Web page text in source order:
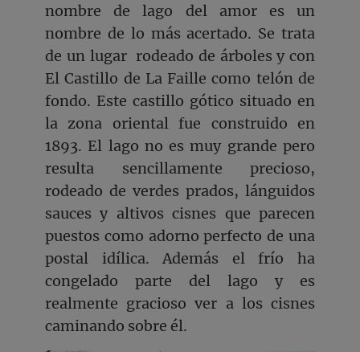
nombre de lago del amor es un
nombre de lo más acertado. Se trata
de un lugar rodeado de árboles y con
El Castillo de La Faille como telón de
fondo. Este castillo gótico situado en
la zona oriental fue construido en
1893. El lago no es muy grande pero
resulta sencillamente precioso,
rodeado de verdes prados, lánguidos
sauces y altivos cisnes que parecen
puestos como adorno perfecto de una
postal idílica. Además el frío ha
congelado parte del lago y es
realmente gracioso ver a los cisnes
caminando sobre él.